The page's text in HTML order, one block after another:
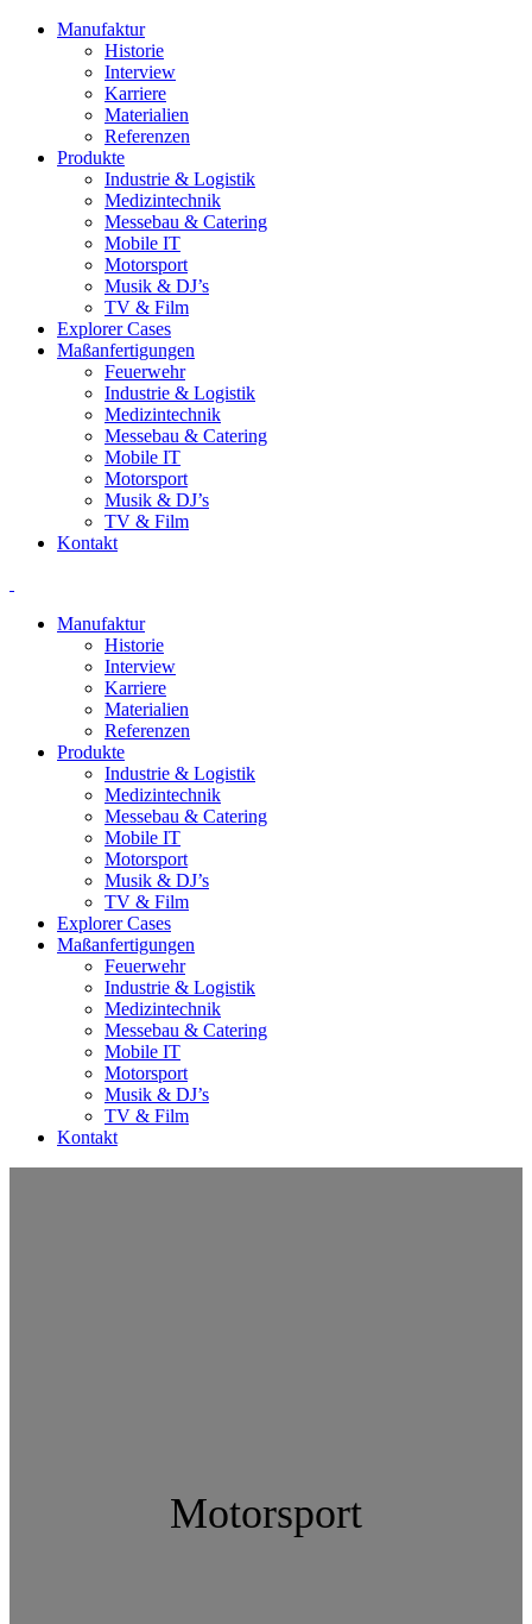
Manufaktur
Historie
Interview
Karriere
Materialien
Referenzen
Produkte
Industrie & Logistik
Medizintechnik
Messebau & Catering
Mobile IT
Motorsport
Musik & DJ’s
TV & Film
Explorer Cases
Maßanfertigungen
Feuerwehr
Industrie & Logistik
Medizintechnik
Messebau & Catering
Mobile IT
Motorsport
Musik & DJ’s
TV & Film
Kontakt
Manufaktur
Historie
Interview
Karriere
Materialien
Referenzen
Produkte
Industrie & Logistik
Medizintechnik
Messebau & Catering
Mobile IT
Motorsport
Musik & DJ’s
TV & Film
Explorer Cases
Maßanfertigungen
Feuerwehr
Industrie & Logistik
Medizintechnik
Messebau & Catering
Mobile IT
Motorsport
Musik & DJ’s
TV & Film
Kontakt
Motorsport